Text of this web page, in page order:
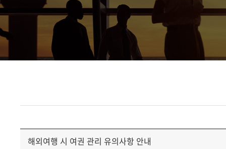
해외여행 시 여권 관리 유의사항 안내